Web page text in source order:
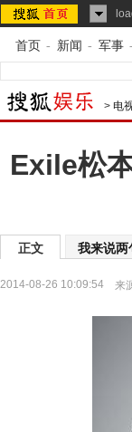
首页 - 新闻 - 军事 -
> 电
Exile松
正文 我来说两
2014-08-26 10:09:54 来